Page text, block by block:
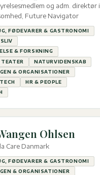
og adm. direktør i
Future Navigator
FØDEVARER & GASTRONOMI
& FORSKNING
NATURVIDENSKAB
& ORGANISATIONER
HR & PEOPLE
Ohlsen
Care Danmark
FØDEVARER & GASTRONOMI
& ORGANISATIONER